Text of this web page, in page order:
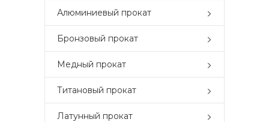
Алюминиевый прокат
Бронзовый прокат
Медный прокат
Титановый прокат
Латунный прокат